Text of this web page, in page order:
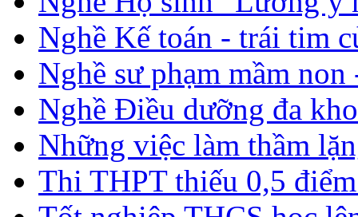
Nghề Kế toán - trái tim
Nghề sư phạm mầm
Nghề Điều dưỡng đa
Những việc làm thầm
Thi THPT thiếu 0,5